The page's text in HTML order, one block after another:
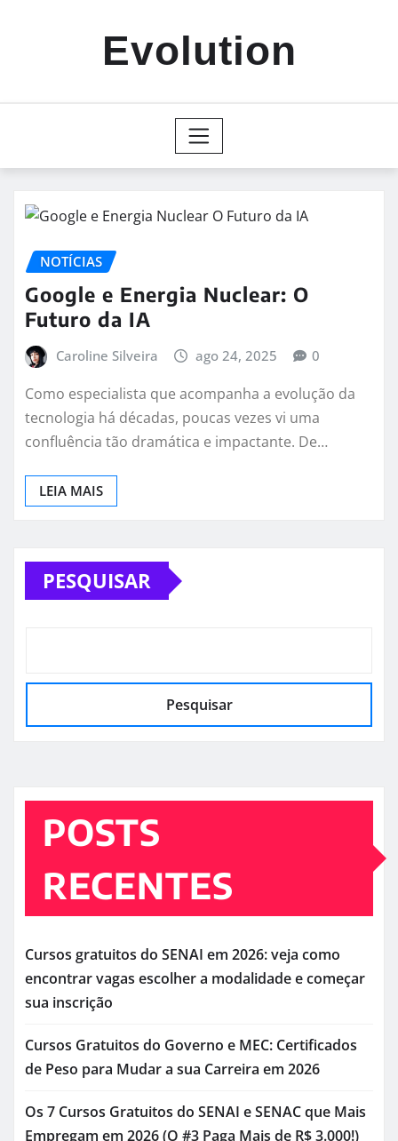
Evolution
NOTÍCIAS
Google e Energia Nuclear: O
Futuro da IA
Caroline Silveira ago 24, 2025 0
Como especialista que acompanha a evolução da
tecnologia há décadas, poucas vezes vi uma
confluência tão dramática e impactante. De…
LEIA MAIS
PESQUISAR
Pesquisar
POSTS
RECENTES
Cursos gratuitos do SENAI em 2026: veja como
encontrar vagas escolher a modalidade e começar
sua inscrição
Cursos Gratuitos do Governo e MEC: Certificados
de Peso para Mudar a sua Carreira em 2026
Os 7 Cursos Gratuitos do SENAI e SENAC que Mais
Empregam em 2026 (O #3 Paga Mais de R$ 3.000!)